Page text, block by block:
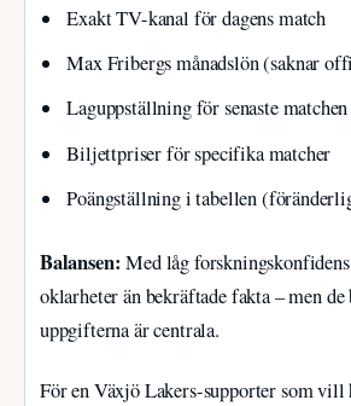
Exakt TV-kanal för dagens match
Max Fribergs månadslön (saknar
Laguppställning för senaste matchen
Biljettpriser för specifika matcher
Poängställning i tabellen
Balansen: Med låg
oklarheter än bekräftade fakta – men de
uppgifterna är centrala.
För en Växjö Lakers-supporter som